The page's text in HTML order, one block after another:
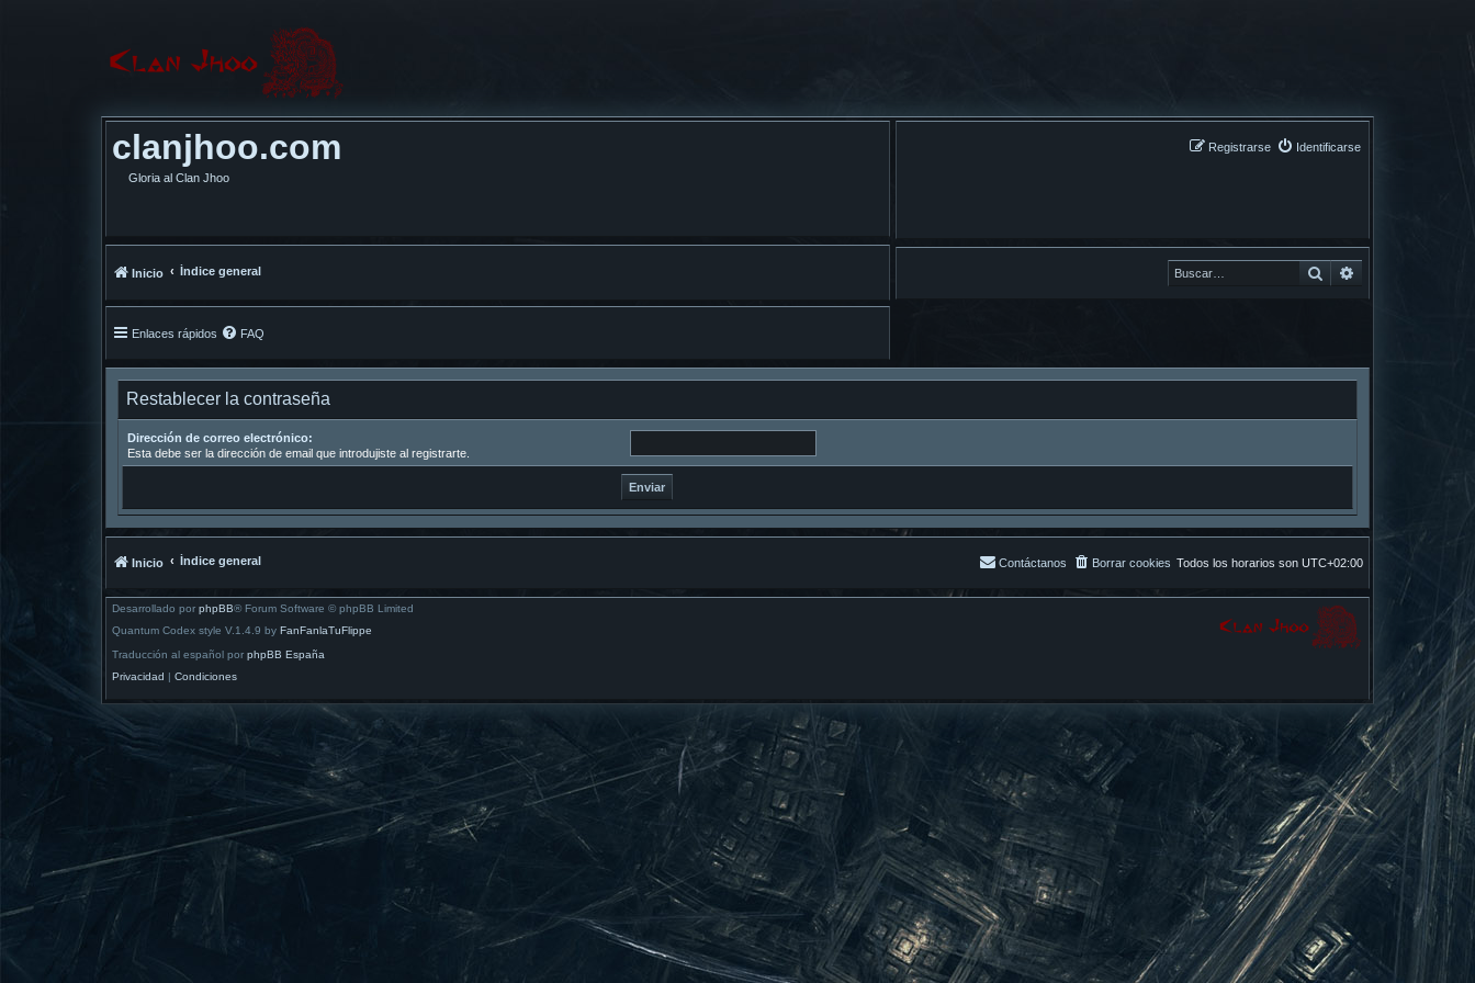
clanjhoo.com
Gloria al Clan Jhoo
Identificarse
Registrarse
Buscar
Inicio Índice general
Enlaces rápidos FAQ
Restablecer la contraseña
Dirección de correo electrónico:
Esta debe ser la dirección de email que introdujiste al registrarte.
Inicio Índice general Todos los horarios son UTC+02:00
Borrar cookies
Contáctanos
Desarrollado por phpBB® Forum Software © phpBB Limited
Quantum Codex style V.1.4.9 by FanFanlaTuFlippe
Traducción al español por phpBB España
Privacidad | Condiciones